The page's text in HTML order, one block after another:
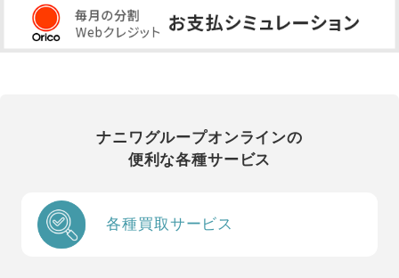
ナニワグループオンラインの
便利な各種サービス
各種買取サービス